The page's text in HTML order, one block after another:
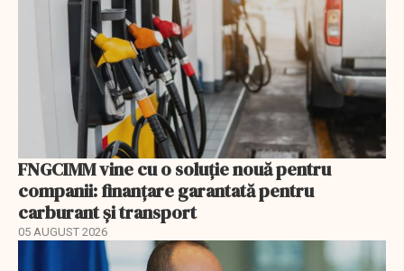
FNGCIMM vine cu o soluție nouă pentru
companii: finanțare garantată pentru
carburant și transport
05 AUGUST 2026